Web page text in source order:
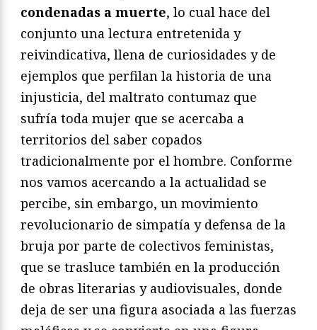
condenadas a muerte, lo cual hace del
conjunto una lectura entretenida y
reivindicativa, llena de curiosidades y de
ejemplos que perfilan la historia de una
injusticia, del maltrato contumaz que
sufría toda mujer que se acercaba a
territorios del saber copados
tradicionalmente por el hombre. Conforme
nos vamos acercando a la actualidad se
percibe, sin embargo, un movimiento
revolucionario de simpatía y defensa de la
bruja por parte de colectivos feministas,
que se trasluce también en la producción
de obras literarias y audiovisuales, donde
deja de ser una figura asociada a las fuerzas